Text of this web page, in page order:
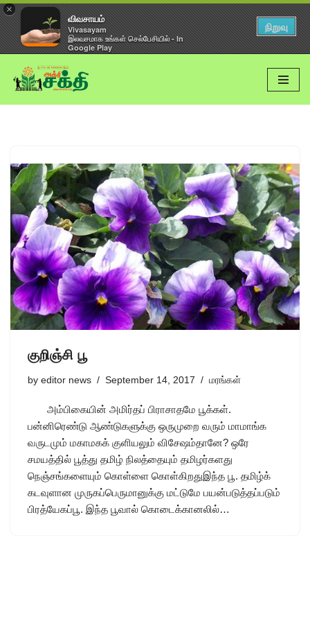
×
விவசாயம்
Vivasayam
இலவசமாக உங்கள் செல்பேசியில் - In
Google Play
நிறுவு
Skip
to
குறிஞ்சி பூ
by editor news September 14, 2017 மரங்கள்
அம்பிகையின் அமிர்தப் பிராசாதமே பூக்கள்.
பன்னிரெண்டு ஆண்டுகளுக்கு ஒருமுறை வரும் மாமாங்க
வருடமும் மகாமகக் குளியலும் விசேஷம்தானே? ஒரே
சமயத்தில் பூத்து தமிழ் நிலத்தையும் தமிழர்களது
நெஞ்சங்களையும் கொள்ளை கொள்கிறதுஇந்த பூ. தமிழ்க்
கடவுளான முருகப்பெருமானுக்கு மட்டுமே பயன்படுத்தப்படும்
பிரத்யேகப்பூ. இந்த பூவால் கொடைக்கானலில்…